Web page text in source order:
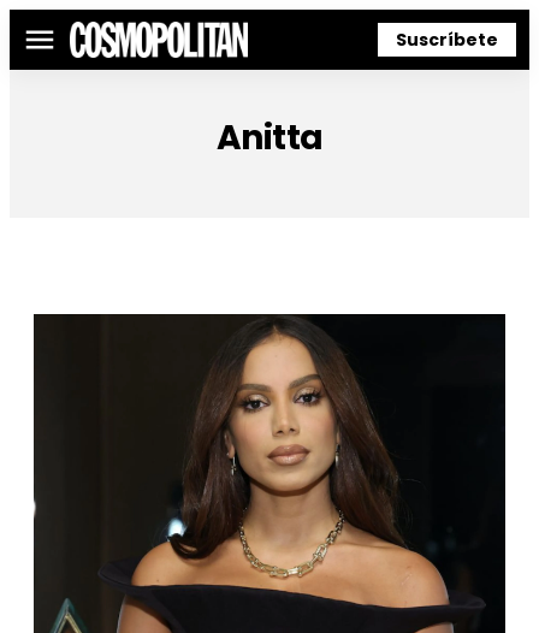
Menú Suscríbete
Anitta